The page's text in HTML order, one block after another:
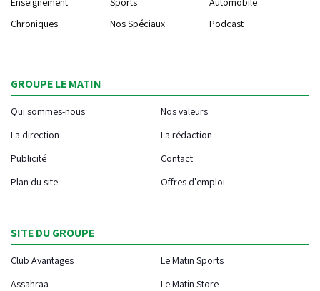
Chroniques
Nos Spéciaux Podcast
GROUPE LE MATIN
Qui sommes-nous
Nos valeurs
La direction
La rédaction
Publicité
Contact
Plan du site
Offres d'emploi
SITE DU GROUPE
Club Avantages
Le Matin Sports
Assahraa
Le Matin Store